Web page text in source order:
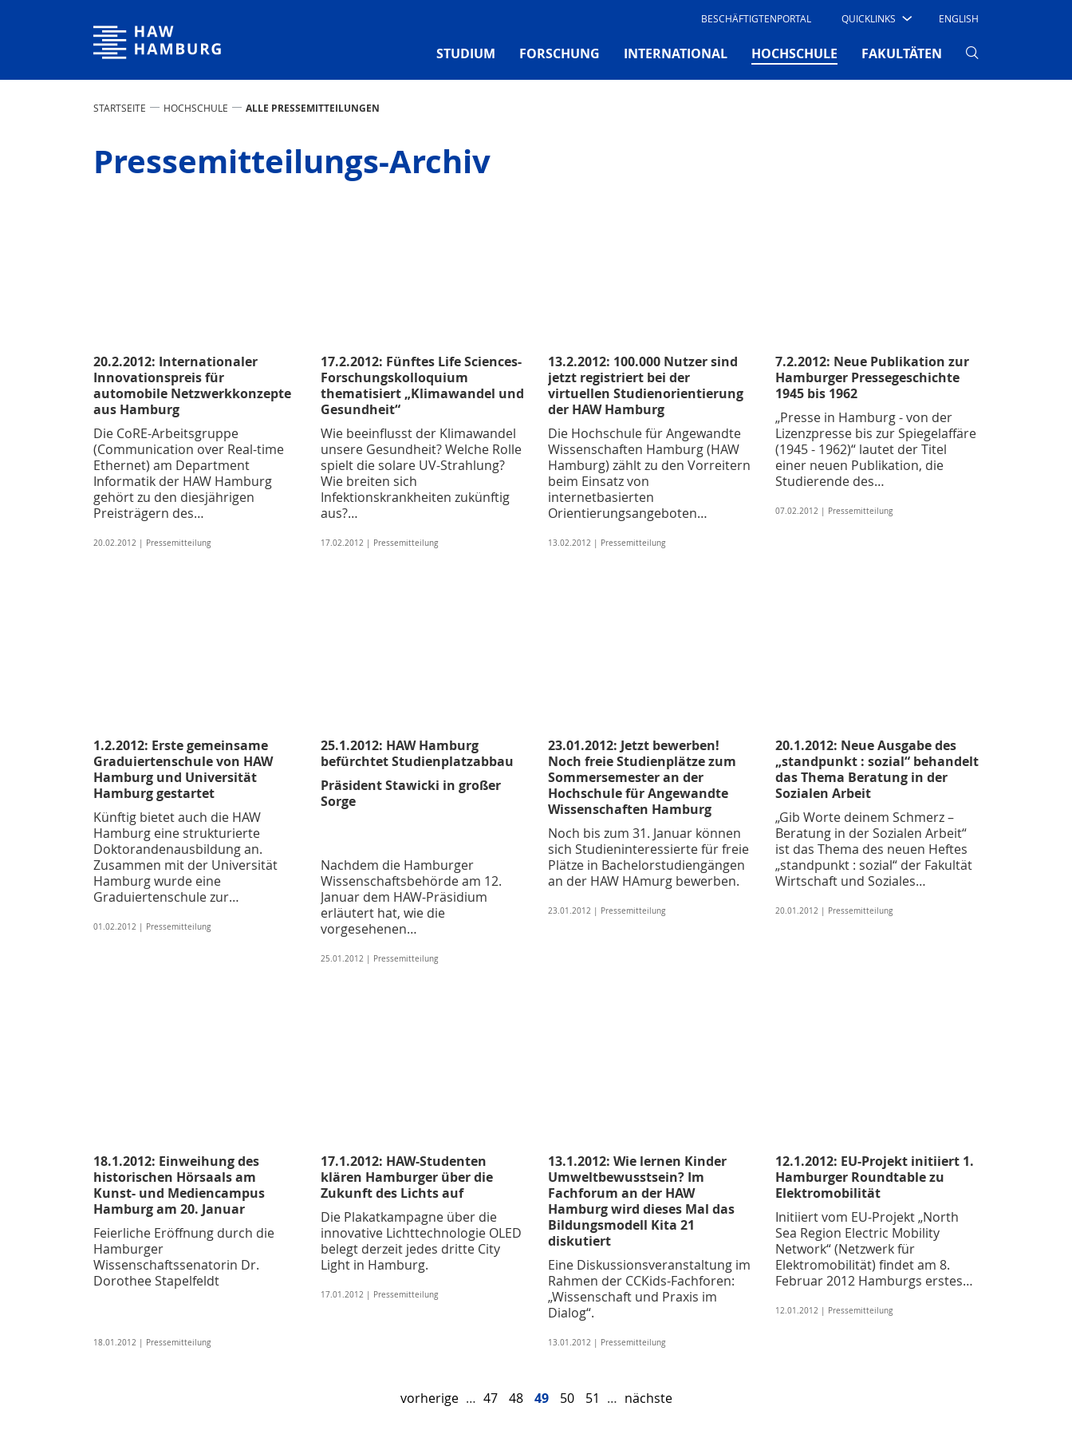
Hochschule für Angewandte Wissenschaften Hamburg BESCHÄFTIGTENPORTAL QUICKLINKS ENGLISH
STUDIUM FORSCHUNG INTERNATIONAL HOCHSCHULE (CURRENT)
FAKULTÄTEN
STARTSEITE HOCHSCHULE ALLE PRESSEMITTEILUNGEN
Pressemitteilungs-Archiv
20.2.2012: Internationaler
Innovationspreis für
automobile Netzwerkkonzepte
aus Hamburg
Die CoRE-Arbeitsgruppe
(Communication over Real-time
Ethernet) am Department
Informatik der HAW Hamburg
gehört zu den diesjährigen
Preisträgern des…
20.02.2012 | Pressemitteilung
17.2.2012: Fünftes Life Sciences-
Forschungskolloquium
thematisiert „Klimawandel und
Gesundheit“
Wie beeinflusst der Klimawandel
unsere Gesundheit? Welche Rolle
spielt die solare UV-Strahlung?
Wie breiten sich
Infektionskrankheiten zukünftig
aus?…
17.02.2012 | Pressemitteilung
13.2.2012: 100.000 Nutzer sind
jetzt registriert bei der
virtuellen Studienorientierung
der HAW Hamburg
Die Hochschule für Angewandte
Wissenschaften Hamburg (HAW
Hamburg) zählt zu den Vorreitern
beim Einsatz von
internetbasierten
Orientierungsangeboten…
13.02.2012 | Pressemitteilung
7.2.2012: Neue Publikation zur
Hamburger Pressegeschichte
1945 bis 1962
„Presse in Hamburg - von der
Lizenzpresse bis zur Spiegelaffäre
(1945 - 1962)“ lautet der Titel
einer neuen Publikation, die
Studierende des…
07.02.2012 | Pressemitteilung
1.2.2012: Erste gemeinsame
Graduiertenschule von HAW
Hamburg und Universität
Hamburg gestartet
Künftig bietet auch die HAW
Hamburg eine strukturierte
Doktorandenausbildung an.
Zusammen mit der Universität
Hamburg wurde eine
Graduiertenschule zur…
01.02.2012 | Pressemitteilung
25.1.2012: HAW Hamburg
befürchtet Studienplatzabbau
Präsident Stawicki in großer
Sorge
Nachdem die Hamburger
Wissenschaftsbehörde am 12.
Januar dem HAW-Präsidium
erläutert hat, wie die
vorgesehenen…
25.01.2012 | Pressemitteilung
23.01.2012: Jetzt bewerben!
Noch freie Studienplätze zum
Sommersemester an der
Hochschule für Angewandte
Wissenschaften Hamburg
Noch bis zum 31. Januar können
sich Studieninteressierte für freie
Plätze in Bachelorstudiengängen
an der HAW HAmurg bewerben.
23.01.2012 | Pressemitteilung
20.1.2012: Neue Ausgabe des
„standpunkt : sozial“ behandelt
das Thema Beratung in der
Sozialen Arbeit
„Gib Worte deinem Schmerz –
Beratung in der Sozialen Arbeit“
ist das Thema des neuen Heftes
„standpunkt : sozial“ der Fakultät
Wirtschaft und Soziales…
20.01.2012 | Pressemitteilung
18.1.2012: Einweihung des
historischen Hörsaals am
Kunst- und Mediencampus
Hamburg am 20. Januar
Feierliche Eröffnung durch die
Hamburger
Wissenschaftssenatorin Dr.
Dorothee Stapelfeldt
18.01.2012 | Pressemitteilung
17.1.2012: HAW-Studenten
klären Hamburger über die
Zukunft des Lichts auf
Die Plakatkampagne über die
innovative Lichttechnologie OLED
belegt derzeit jedes dritte City
Light in Hamburg.
17.01.2012 | Pressemitteilung
13.1.2012: Wie lernen Kinder
Umweltbewusstsein? Im
Fachforum an der HAW
Hamburg wird dieses Mal das
Bildungsmodell Kita 21
diskutiert
Eine Diskussionsveranstaltung im
Rahmen der CCKids-Fachforen:
„Wissenschaft und Praxis im
Dialog“.
13.01.2012 | Pressemitteilung
12.1.2012: EU-Projekt initiiert 1.
Hamburger Roundtable zu
Elektromobilität
Initiiert vom EU-Projekt „North
Sea Region Electric Mobility
Network“ (Netzwerk für
Elektromobilität) findet am 8.
Februar 2012 Hamburgs erstes…
12.01.2012 | Pressemitteilung
vorherige … 47 48 49 50 51 … nächste